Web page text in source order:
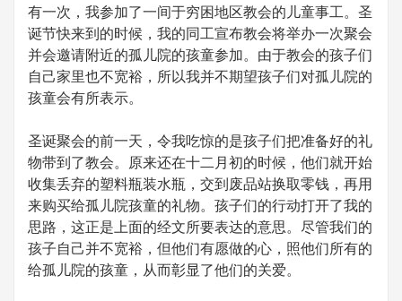
有一次，我参加了一间于穷困地区教会的儿童事工。圣
诞节快来到的时候，我的同工宣布教会将举办一次聚会
并会邀请附近的孤儿院的孩童参加。由于教会的孩子们
自己家里也不宽裕，所以我并不期望孩子们对孤儿院的
孩童会有所表示。
圣诞聚会的前一天，令我吃惊的是孩子们把准备好的礼
物带到了教会。原来还在十二月初的时候，他们就开始
收集丢弃的塑料瓶装水瓶，交到废品站换取零钱，再用
来购买给孤儿院孩童的礼物。孩子们的行动打开了我的
思路，这正是上面的经文所要表达的意思。尽管我们的
孩子自己并不宽裕，但他们有愿做的心，照他们所有的
给孤儿院的孩童，从而彰显了他们的关爱。